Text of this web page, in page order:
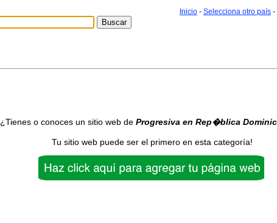
Inicio - Selecciona otro país -
¿Tienes o conoces un sitio web de Progresiva en Rep�blica
Tu sitio web puede ser el primero en esta categoría!